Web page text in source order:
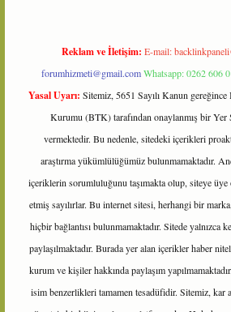
Reklam ve İletişim: E-mail:
forumhizmeti@gmail.comWhatsapp: 0262 606
Yasal Uyarı: Sitemiz, 5651 Sayılı Kanun
Kurumu (BTK) tarafından onaylanmış bir Yer
vermektedir. Bu nedenle, sitedeki içerikleri
araştırma yükümlülüğümüz bulunmamaktadır.
içeriklerin sorumluluğunu taşımakta olup, siteye
etmiş sayılırlar. Bu internet sitesi, herhangi bir
hiçbir bağlantısı bulunmamaktadır. Sitede yalnızca
paylaşılmaktadır. Burada yer alan içerikler haber
kurum ve kişiler hakkında paylaşım
isim benzerlikleri tamamen tesadüfidir. Sitemiz, kar